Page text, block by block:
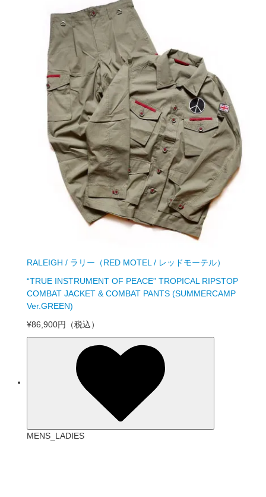
RALEIGH / ラリー（RED MOTEL / レッドモーテル）
“TRUE INSTRUMENT OF PEACE” TROPICAL RIPSTOP
COMBAT JACKET & COMBAT PANTS (SUMMERCAMP
Ver.GREEN)
¥86,900円
（税込）
MENS_LADIES